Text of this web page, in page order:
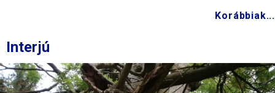
Korábbiak...
Interjú